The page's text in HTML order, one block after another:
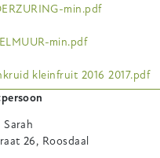
min.pdf
min.pdf
kleinfruit 2016 2017.pdf
Sarah
26, Roosdaal